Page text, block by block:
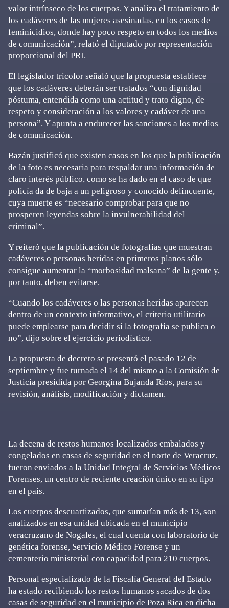
valor intrínseco de los cuerpos. Y analiza el tratamiento de
los cadáveres de las mujeres asesinadas, en los casos de
feminicidios, donde hay poco respeto en todos los medios
de comunicación”, relató el diputado por representación
proporcional del PRI.
El legislador tricolor señaló que la propuesta establece
que los cadáveres deberán ser tratados “con dignidad
póstuma, entendida como una actitud y trato digno, de
respeto y consideración a los valores y cadáver de una
persona”. Y apunta a endurecer las sanciones a los medios
de comunicación.
Bazán justificó que existen casos en los que la publicación
de la foto es necesaria para respaldar una información de
claro interés público, como se ha dado en el caso de que
policía da de baja a un peligroso y conocido delincuente,
cuya muerte es “necesario comprobar para que no
prosperen leyendas sobre la invulnerabilidad del
criminal”.
Y reiteró que la publicación de fotografías que muestran
cadáveres o personas heridas en primeros planos sólo
consigue aumentar la “morbosidad malsana” de la gente y,
por tanto, deben evitarse.
“Cuando los cadáveres o las personas heridas aparecen
dentro de un contexto informativo, el criterio utilitario
puede emplearse para decidir si la fotografía se publica o
no”, dijo sobre el ejercicio periodístico.
La propuesta de decreto se presentó el pasado 12 de
septiembre y fue turnada el 14 del mismo a la Comisión de
Justicia presidida por Georgina Bujanda Ríos, para su
revisión, análisis, modificación y dictamen.
La decena de restos humanos localizados embalados y
congelados en casas de seguridad en el norte de Veracruz,
fueron enviados a la Unidad Integral de Servicios Médicos
Forenses, un centro de reciente creación único en su tipo
en el país.
Los cuerpos descuartizados, que sumarían más de 13, son
analizados en esa unidad ubicada en el municipio
veracruzano de Nogales, el cual cuenta con laboratorio de
genética forense, Servicio Médico Forense y un
cementerio ministerial con capacidad para 210 cuerpos.
Personal especializado de la Fiscalía General del Estado
ha estado recibiendo los restos humanos sacados de dos
casas de seguridad en el municipio de Poza Rica en dicha